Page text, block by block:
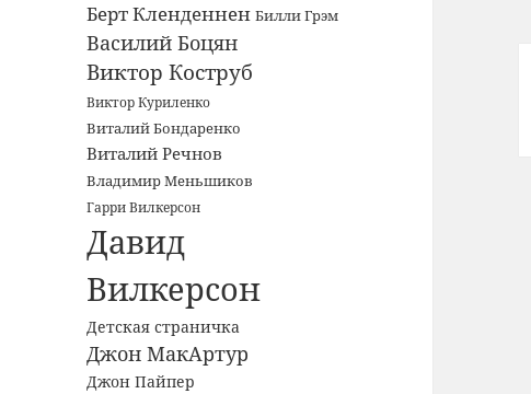
Берт Кленденнен Билли Грэм
Василий Боцян
Виктор Коструб
Виктор Куриленко
Виталий Бондаренко
Виталий Речнов
Владимир Меньшиков
Гарри Вилкерсон
Давид
Вилкерсон
Детская страничка
Джон МакАртур
Джон Пайпер